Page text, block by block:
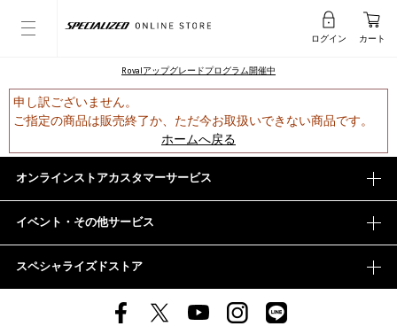
ログイン カート
Rovalアップグレードプログラム開催中
申し訳ございません。
ご指定の商品は販売終了か、ただ今お取扱いできない商品です。
ホームへ戻る
オンラインストアカスタマーサービス
イベント・その他サービス
スペシャライズドストア